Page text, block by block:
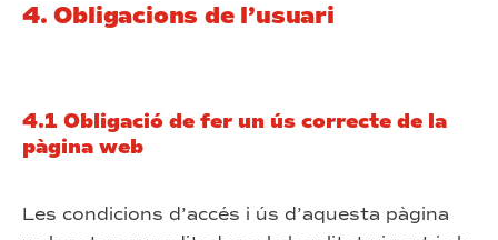
4. Obligacions de l’usuari
4.1 Obligació de fer un ús correcte de la
pàgina web
Les condicions d’accés i ús d’aquesta pàgina